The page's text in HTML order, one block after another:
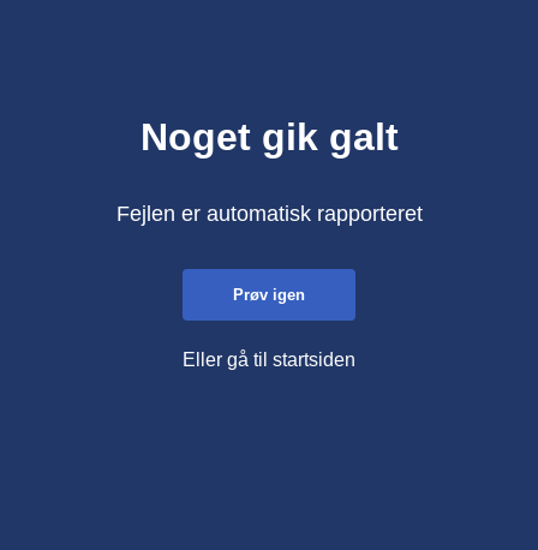
Noget gik galt
Fejlen er automatisk rapporteret
Prøv igen
Eller gå til startsiden